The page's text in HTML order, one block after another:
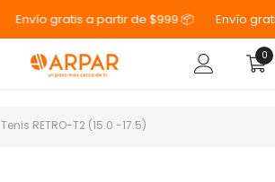
Envío gratis a partir de $999 📦 Envío
0
0
Tenis RETRO-T2 (15.0 -17.5)